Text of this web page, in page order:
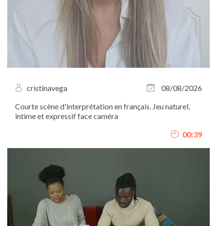
cristinavega
08/08/2026
Courte scène d'interprétation en français. Jeu naturel,
intime et expressif face caméra
00:39